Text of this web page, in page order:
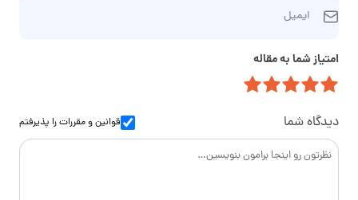
م‌
ا
ن
ا
د
گ
ر
ا
ی
ی
ل
ایمیل
امتیاز شما به مقاله
دیدگاه شما قوانین و مقرراترا پذیرفتم